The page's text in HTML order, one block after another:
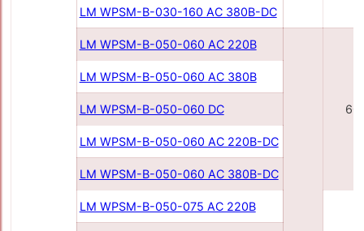
LM WPSM-B-030-160 AC 380B-DC
LM WPSM-B-050-060 AC 220B
LM WPSM-B-050-060 AC 380B
LM WPSM-B-050-060 DC
LM WPSM-B-050-060 AC 220В-DC
LM WPSM-B-050-060 AC 380В-DC
LM WPSM-B-050-075 AC 220В